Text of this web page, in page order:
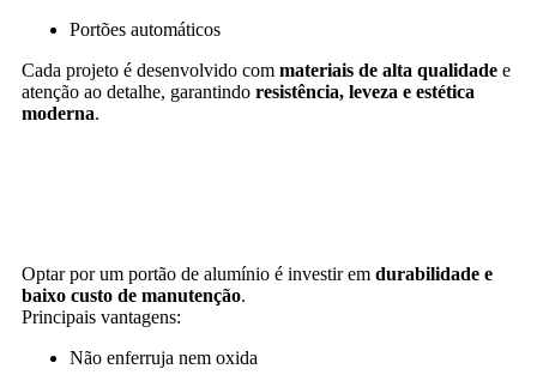
Portões automáticos
Cada projeto é desenvolvido com materiais de alta qualidade e
atenção ao detalhe, garantindo resistência, leveza e estética
moderna.
Optar por um portão de alumínio é investir em durabilidade e
baixo custo de manutenção.
Principais vantagens:
Não enferruja nem oxida